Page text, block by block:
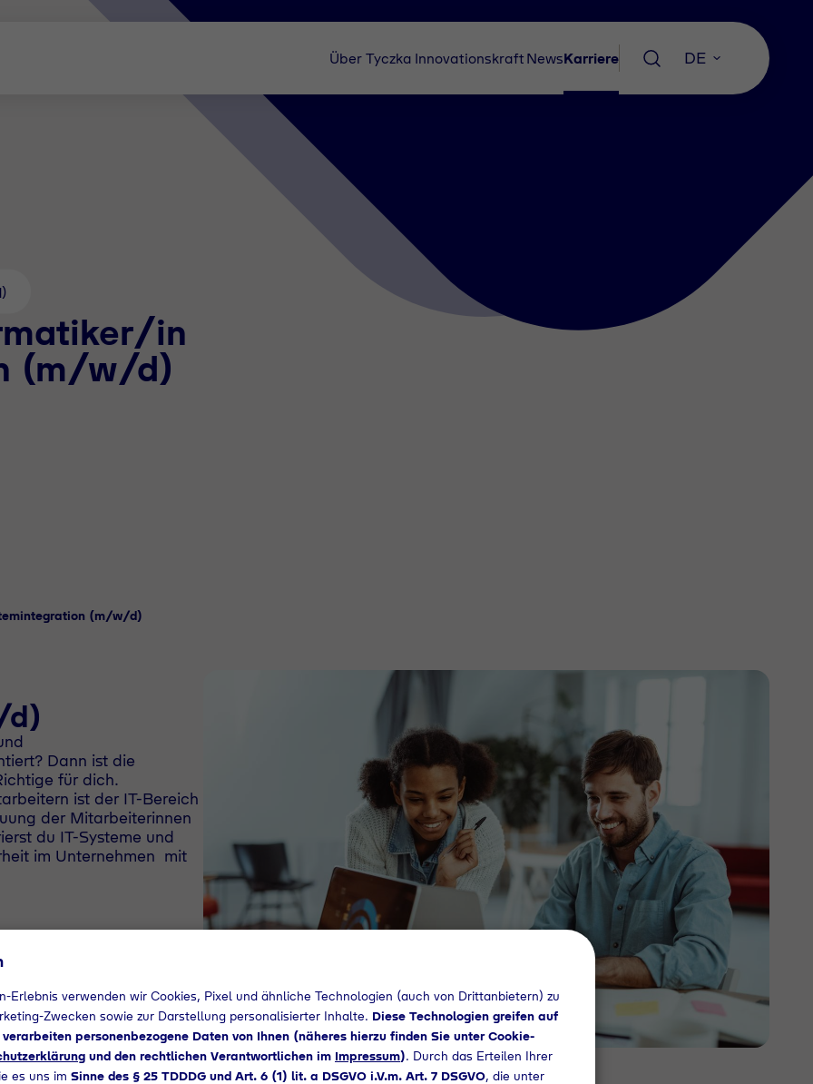
Über Tyczka Innovationskraft NewsKarriere DE
in
(m/w/d)
(m/w/d)
d)
Dann ist die
für dich.
ist der IT-Bereich
der Mitarbeiterinnen
du IT-Systeme und
im Unternehmen mit
Erlebnis verwenden wir Cookies, Pixel und ähnliche Technologien (auch von Drittanbietern) zu
Zwecken sowie zur Darstellung personalisierter Inhalte. Diese Technologien greifen auf
personenbezogene Daten von Ihnen (näheres hierzu finden Sie unter Cookie-
und den rechtlichen Verantwortlichen im Impressum). Durch das Erteilen Ihrer
es uns im Sinne des § 25 TDDDG und Art. 6 (1) lit. a DSGVO i.V.m. Art. 7 DSGVO, die unter